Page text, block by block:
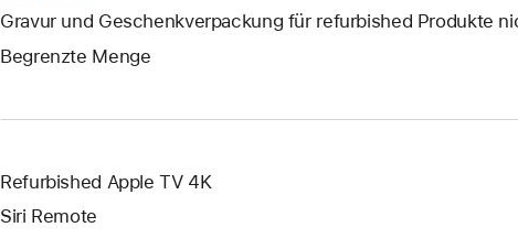
wird
neues
wird
Gravur und Geschenkverpackung für refurbished Produkte
Begrenzte Menge
Refurbished Apple TV 4K
Siri Remote